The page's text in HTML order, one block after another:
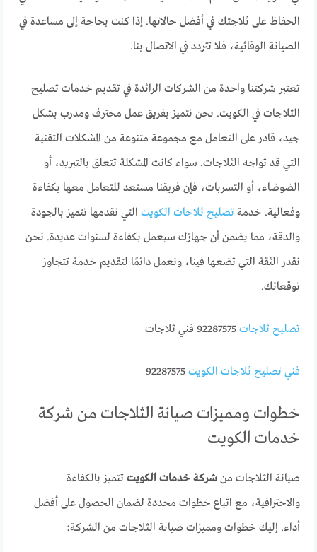
الحفاظ على ثلاجتك في أفضل حالاتها. إذا كنت بحاجة إلى مساعدة في
الصيانة الوقائية، فلا تتردد في الاتصال بنا.
تعتبر شركتنا واحدة من الشركات الرائدة في تقديم خدمات تصليح
الثلاجات في الكويت. نحن نتميز بفريق عمل محترف ومدرب بشكل
جيد، قادر على التعامل مع مجموعة متنوعة من المشكلات التقنية
التي قد تواجه الثلاجات. سواء كانت المشكلة تتعلق بالتبريد، أو
الضوضاء، أو التسربات، فإن فريقنا مستعد للتعامل معها بكفاءة
وفعالية. خدمةتصليح ثلاجات الكويت التي نقدمها تتميز بالجودة
والدقة، مما يضمن أن جهازك سيعمل بكفاءة لسنوات عديدة. نحن
نقدر الثقة التي تضعها فينا، ونعمل دائمًا لتقديم خدمة تتجاوز
توقعاتك.
تصليح ثلاجات 92287575 فني ثلاجات
فني تصليح ثلاجات الكويت 92287575
خطوات ومميزات صيانة الثلاجات من شركة
خدمات الكويت
صيانة الثلاجات منشركة خدمات الكويت تتميز بالكفاءة
والاحترافية، مع اتباع خطوات محددة لضمان الحصول على أفضل
أداء. إليك خطوات ومميزات صيانة الثلاجات من الشركة: